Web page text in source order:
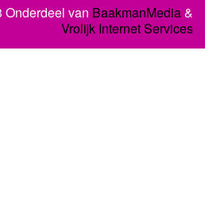
van BaakmanMedia&
Vrolijk Internet Services